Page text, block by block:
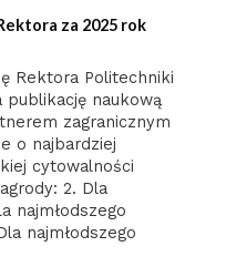
za 2025 rok
Rektora Politechniki
publikację naukową
zagranicznym
o najbardziej
cytowalności
2. Dla
najmłodszego
najmłodszego